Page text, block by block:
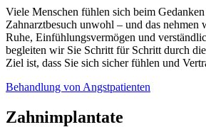
Viele Menschen fühlen sich beim Gedanken
Zahnarztbesuch unwohl – und das nehmen
Ruhe, Einfühlungsvermögen und
begleiten wir Sie Schritt für Schritt durch
Ziel ist, dass Sie sich sicher fühlen und
Behandlung von Angstpatienten
Zahnimplantate